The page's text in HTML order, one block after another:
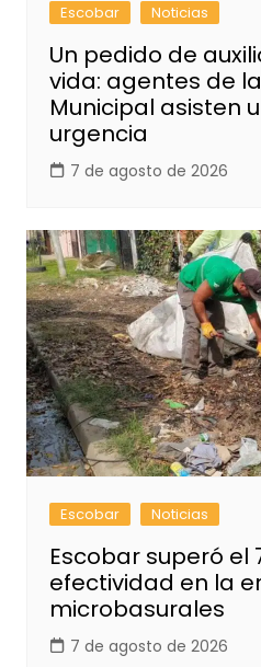
Escobar Noticias
Un pedido de
vida: agentes de
Municipal asisten
urgencia
7 de agosto de 2026
Escobar Noticias
Escobar superó el
efectividad en la
microbasurales
7 de agosto de 2026